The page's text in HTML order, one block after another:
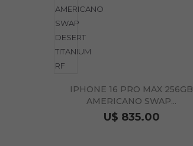
IPHONE 16 PRO MAX 256GB
AMERICANO SWAP...
U$ 835.00